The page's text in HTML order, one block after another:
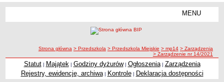
MENU
Zespoły Szkół
Techniczne Zakłady Naukowe
ścieżka nawigacji
Strona główna > Przedszkola > Przedszkola Miejskie > mp14 > Zarządzenia
> Zarządzenie nr 14/2021
Statut| Majątek | Godziny dyżurów| Ogłoszenia| Zarządzenia
Rejestry, ewidencje, archiwa| Kontrole| Deklaracja dostępności